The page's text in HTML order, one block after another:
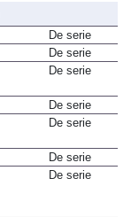
De serie
De serie
De serie
De serie
De serie
De serie
De serie